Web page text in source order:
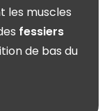
les muscles
fessiers
de bas du